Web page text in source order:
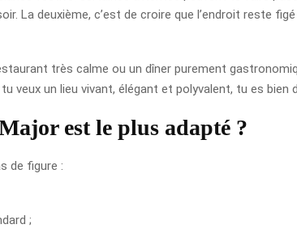
La deuxième, c’est de croire que l’endroit reste
très calme ou un dîner purement
veux un lieu vivant, élégant et polyvalent, tu es bien
est le plus adapté ?
de figure :
;